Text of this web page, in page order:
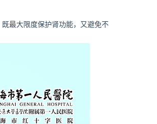
最大限度保护肾功能，又避免不